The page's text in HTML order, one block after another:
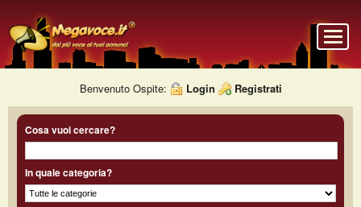
Benvenuto Ospite: Login Registrati
Cosa vuoi cercare?
In quale categoria?